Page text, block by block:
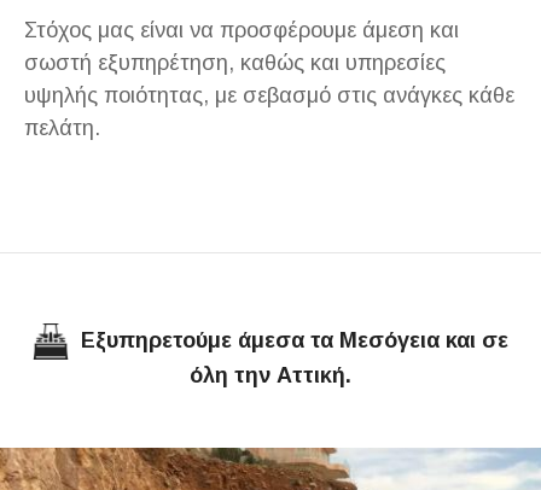
Στόχος μας είναι να προσφέρουμε άμεση και
σωστή εξυπηρέτηση, καθώς και υπηρεσίες
υψηλής ποιότητας, με σεβασμό στις ανάγκες κάθε
πελάτη.
Εξυπηρετούμε άμεσα τα Μεσόγεια και σε
όλη την Αττική.